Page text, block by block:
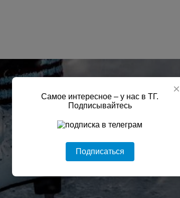
×
Самое интересное – у нас в ТГ.
Подписывайтесь
Подписаться